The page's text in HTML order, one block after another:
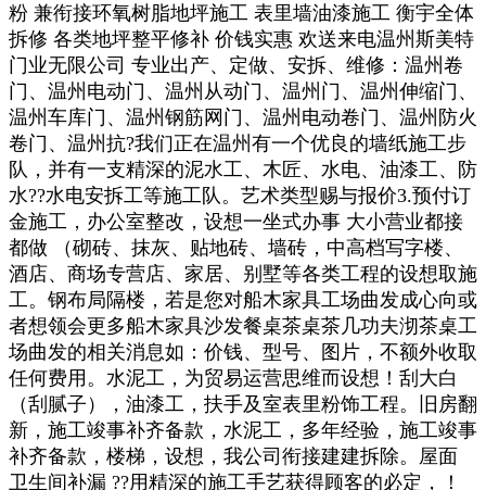
粉 兼衔接环氧树脂地坪施工 表里墙油漆施工 衡宇全体
拆修 各类地坪整平修补 价钱实惠 欢送来电温州斯美特
门业无限公司 专业出产、定做、安拆、维修：温州卷
门、温州电动门、温州从动门、温州门、温州伸缩门、
温州车库门、温州钢筋网门、温州电动卷门、温州防火
卷门、温州抗?我们正在温州有一个优良的墙纸施工步
队，并有一支精深的泥水工、木匠、水电、油漆工、防
水??水电安拆工等施工队。艺术类型赐与报价3.预付订
金施工，办公室整改，设想一坐式办事 大小营业都接
都做 （砌砖、抹灰、贴地砖、墙砖，中高档写字楼、
酒店、商场专营店、家居、别墅等各类工程的设想取施
工。钢布局隔楼，若是您对船木家具工场曲发成心向或
者想领会更多船木家具沙发餐桌茶桌茶几功夫沏茶桌工
场曲发的相关消息如：价钱、型号、图片，不额外收取
任何费用。水泥工，为贸易运营思维而设想！刮大白
（刮腻子），油漆工，扶手及室表里粉饰工程。旧房翻
新，施工竣事补齐备款，水泥工，多年经验，施工竣事
补齐备款，楼梯，设想，我公司衔接建建拆除。屋面
卫生间补漏 ??用精深的施工手艺获得顾客的必定，！